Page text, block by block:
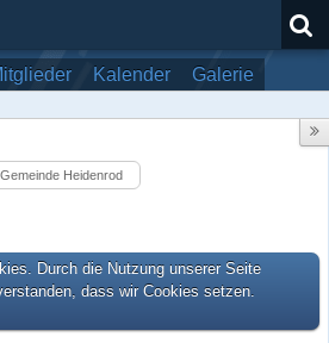
Kalender Galerie
Heidenrod
Durch die Nutzung unserer Seite
dass wir Cookies setzen.